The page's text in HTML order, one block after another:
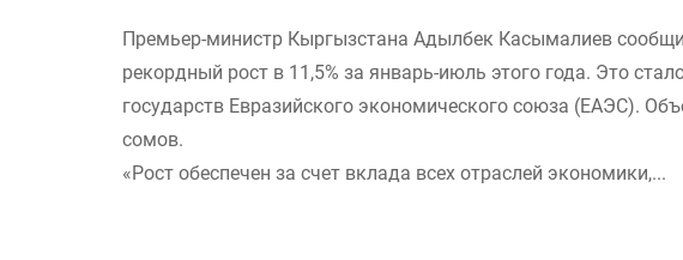
Премьер-министр Кыргызстана Адылбек Касымалиев
рекордный рост в 11,5% за январь-июль этого года. Это
государств Евразийского экономического союза (ЕАЭС).
сомов.
«Рост обеспечен за счет вклада всех отраслей экономики,...